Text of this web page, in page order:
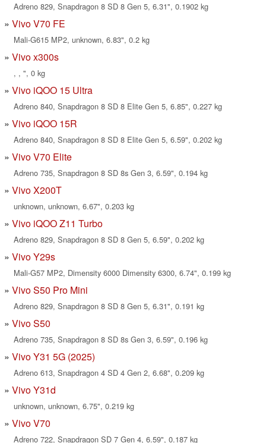
Adreno 829, Snapdragon 8 SD 8 Gen 5, 6.31", 0.1902 kg
Vivo V70 FE
Mali-G615 MP2, unknown, 6.83", 0.2 kg
Vivo x300s
, , ", 0 kg
Vivo iQOO 15 Ultra
Adreno 840, Snapdragon 8 SD 8 Elite Gen 5, 6.85", 0.227 kg
Vivo iQOO 15R
Adreno 840, Snapdragon 8 SD 8 Elite Gen 5, 6.59", 0.202 kg
Vivo V70 Elite
Adreno 735, Snapdragon 8 SD 8s Gen 3, 6.59", 0.194 kg
Vivo X200T
unknown, unknown, 6.67", 0.203 kg
Vivo iQOO Z11 Turbo
Adreno 829, Snapdragon 8 SD 8 Gen 5, 6.59", 0.202 kg
Vivo Y29s
Mali-G57 MP2, Dimensity 6000 Dimensity 6300, 6.74", 0.199 kg
Vivo S50 Pro Mini
Adreno 829, Snapdragon 8 SD 8 Gen 5, 6.31", 0.191 kg
Vivo S50
Adreno 735, Snapdragon 8 SD 8s Gen 3, 6.59", 0.196 kg
Vivo Y31 5G (2025)
Adreno 613, Snapdragon 4 SD 4 Gen 2, 6.68", 0.209 kg
Vivo Y31d
unknown, unknown, 6.75", 0.219 kg
Vivo V70
Adreno 722, Snapdragon SD 7 Gen 4, 6.59", 0.187 kg